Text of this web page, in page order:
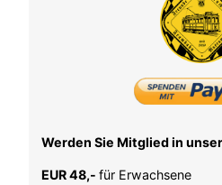
Werden Sie Mitglied in
EUR 48,- für Erwachsene